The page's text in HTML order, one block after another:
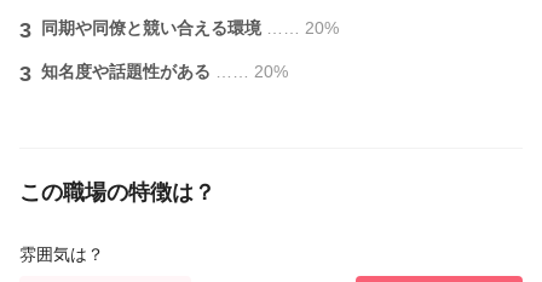
3 同期や同僚と競い合える環境 …… 20%
3 知名度や話題性がある …… 20%
この職場の特徴は？
雰囲気は？